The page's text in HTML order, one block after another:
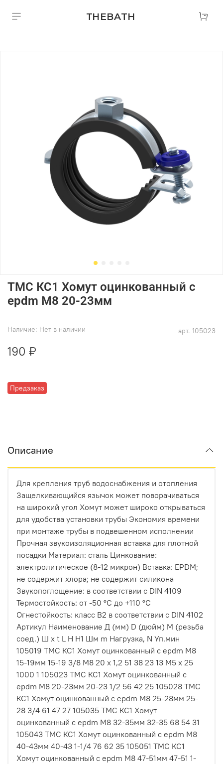
THEBATH
арт. 105023
Наличие: Нет в наличии
Предзаказ
ТМС КС1 Хомут оцинкованный с
epdm M8 20-23мм
190 ₽
Описание
Для крепления труб водоснабжения и отопления
Защелкивающийся язычок может поворачиваться
на широкий угол Хомут может широко открываться
для удобства установки трубы Экономия времени
при монтаже трубы в подвешенном исполнении
Прочная звукоизоляционная вставка для плотной
посадки Материал: сталь Цинкование:
электролитическое (8-12 микрон) Вставка: EPDM;
не содержит хлора; не содержит силикона
Звукопоглощение: в соответствии с DIN 4109
Термостойкость: от -50 °C до +110 °C
Огнестойкость: класс B2 в соответствии с DIN 4102
Артикул Наименование Д (мм) D (дюйм) М (резьба
соед.) Ш х t L H H1 Шм m Нагрузка, N Уп.мин
105019 ТМС КС1 Хомут оцинкованный с epdm M8
15-19мм 15-19 3/8 M8 20 х 1,2 51 38 23 13 М5 х 25
1000 1 105023 ТМС КС1 Хомут оцинкованный с
epdm M8 20-23мм 20-23 1/2 56 42 25 105028 ТМС
КС1 Хомут оцинкованный с epdm M8 25-28мм 25-
28 3/4 61 47 27 105035 ТМС КС1 Хомут
оцинкованный с epdm M8 32-35мм 32-35 68 54 31
105043 ТМС КС1 Хомут оцинкованный с epdm M8
40-43мм 40-43 1-1/4 76 62 35 105051 ТМС КС1
Хомут оцинкованный с epdm M8 47-51мм 47-51 1-